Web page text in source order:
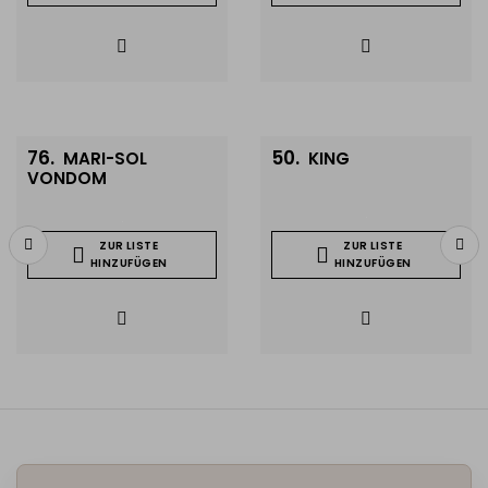
76. MARI-SOL
VONDOM
ZUR LISTE
HINZUFÜGEN
50. KING
ZUR LISTE
HINZUFÜGEN